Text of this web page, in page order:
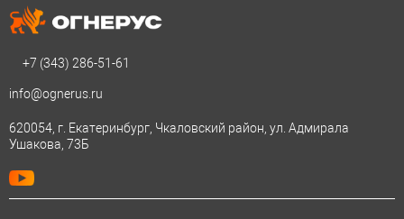
+7 (343) 286-51-61
info@ognerus.ru
620054, г. Екатеринбург, Чкаловский район, ул. Адмирала
Ушакова, 73Б